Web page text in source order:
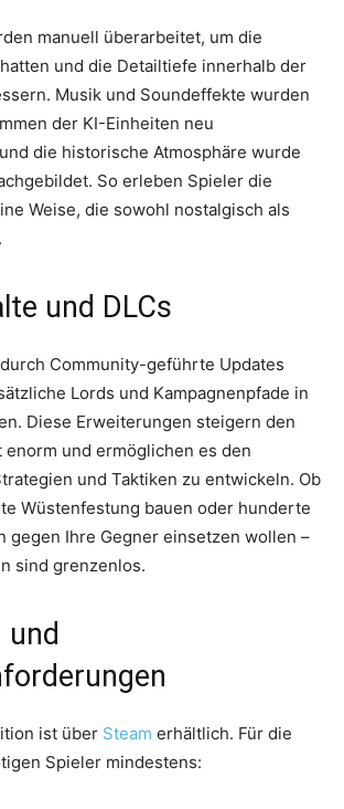
manuell überarbeitet, um die
und die Detailtiefe innerhalb der
Musik und Soundeffekte wurden
der KI-Einheiten neu
die historische Atmosphäre wurde
So erleben Spieler die
Weise, die sowohl nostalgisch als
und DLCs
Community-geführte Updates
Lords und Kampagnenpfade in
Diese Erweiterungen steigern den
und ermöglichen es den
und Taktiken zu entwickeln. Ob
Wüstenfestung bauen oder hunderte
gegen Ihre Gegner einsetzen wollen –
sind grenzenlos.
und
ist über Steam erhältlich. Für die
Spieler mindestens: